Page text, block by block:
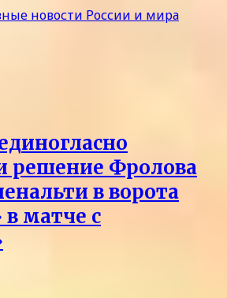
решение Фролова
в ворота
матче с